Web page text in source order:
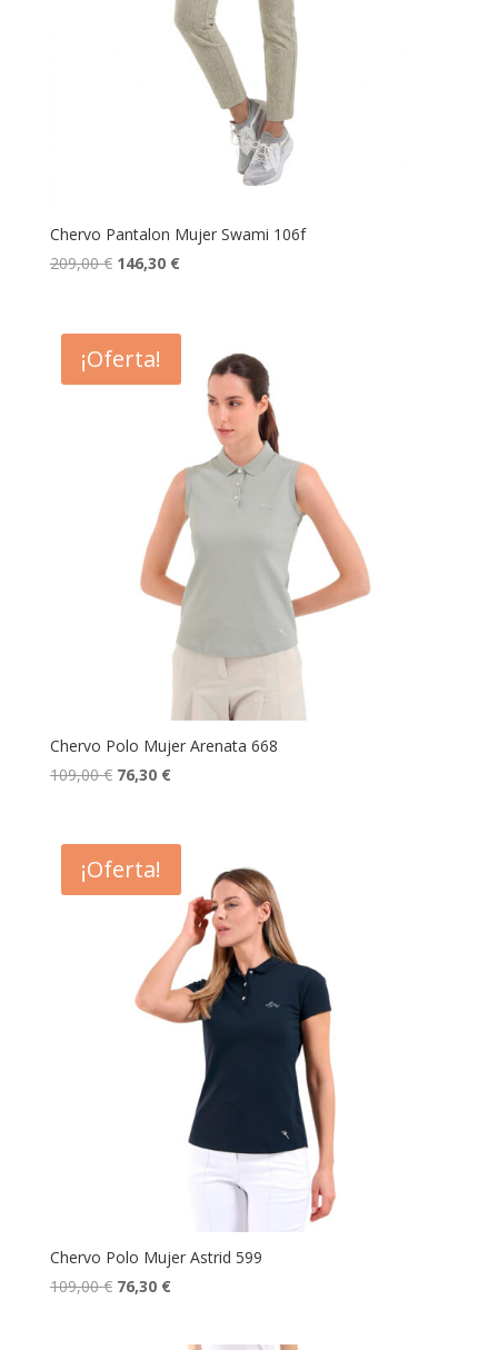
Chervo Pantalon Mujer Swami 106f
209,00€ El
era:
209,00 €.
146,30 €El
es:
146,30 €.
¡Oferta!
Chervo Polo Mujer Arenata 668
109,00€ El
era:
109,00 €.
76,30 €El
es:
76,30 €.
¡Oferta!
Chervo Polo Mujer Astrid 599
109,00€ El
76,30 €El